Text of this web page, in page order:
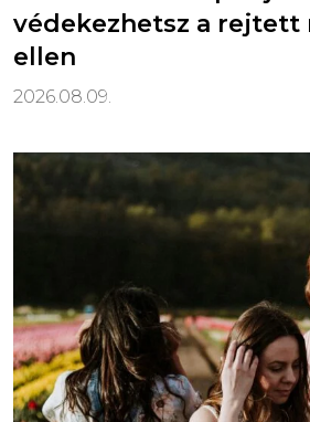
védekezhetsz a rejtett
ellen
2026.08.09.